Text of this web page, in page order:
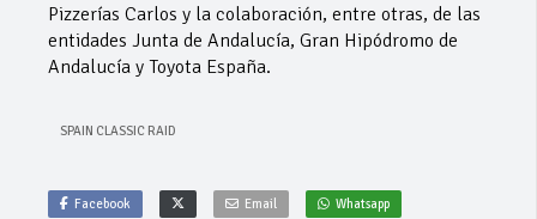
Pizzerías Carlos y la colaboración, entre otras, de las
entidades Junta de Andalucía, Gran Hipódromo de
Andalucía y Toyota España.
SPAIN CLASSIC RAID
Facebook Email Whatsapp